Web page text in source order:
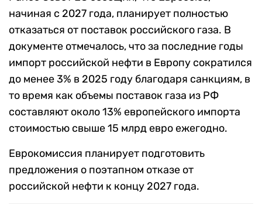
начиная с 2027 года, планирует полностью
отказаться от поставок российского газа. В
документе отмечалось, что за последние годы
импорт российской нефти в Европу сократился
до менее 3% в 2025 году благодаря санкциям, в
то время как объемы поставок газа из РФ
составляют около 13% европейского импорта
стоимостью свыше 15 млрд евро ежегодно.
Еврокомиссия планирует подготовить
предложения о поэтапном отказе от
российской нефти к концу 2027 года.